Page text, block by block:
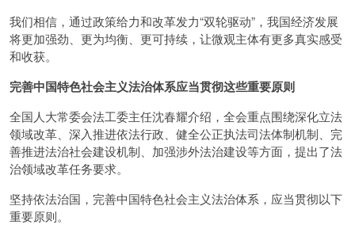
我们相信，通过政策给力和改革发力“双轮驱动”，我国经济发展
将更加强劲、更为均衡、更可持续，让微观主体有更多真实感受
和收获。
完善中国特色社会主义法治体系应当贯彻这些重要原则
全国人大常委会法工委主任沈春耀介绍，全会重点围绕深化立法
领域改革、深入推进依法行政、健全公正执法司法体制机制、完
善推进法治社会建设机制、加强涉外法治建设等方面，提出了法
治领域改革任务要求。
坚持依法治国，完善中国特色社会主义法治体系，应当贯彻以下
重要原则。